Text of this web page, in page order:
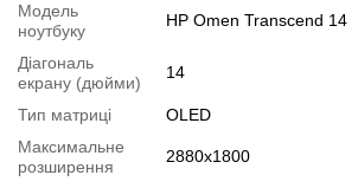
Графіка:
дискретна nVidia GeForce RTX
128-bit
Веб-камера:
(RJ-45)
Батарея:до 3 годин у режимі звичайного
Вага:1.64 кг
Модель
ноутбуку
HP Omen Transcend 14
Діагональ
екрану (дюйми)
14
Тип матриці
OLED
Максимальне
розширення
2880x1800